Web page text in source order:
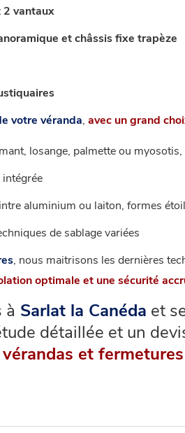
2 vantaux
et châssis fixe trapèze
votre véranda, avec un grand
losange, palmette ou
intégrée
aluminium ou laiton, formes
de sablage variées
, nous maitrisons les dernières
optimale et une sécurité
à Sarlat la Canéda et
détaillée et un
et